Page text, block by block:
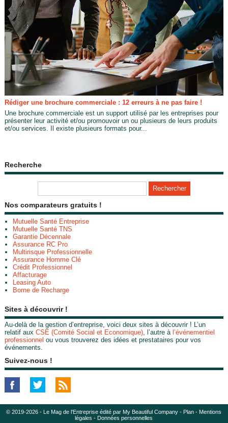
Rédiger une brochure commerciale : 12 erreurs à ne pas faire !
Une brochure commerciale est un support utilisé par les entreprises pour
présenter leur activité et/ou promouvoir un ou plusieurs de leurs produits
et/ou services. Il existe plusieurs formats pour...
Recherche
Nos comparateurs gratuits !
Mutuelle Santé Entreprise
Mutuelle Santé TNS
Garantie Décennale
Assurance RC Pro
Multirisque Professionnelle
Assurance Homme Clé
Crédit Professionnel
Affacturage
Leasing Auto
Borne de Recharge
Sites à découvrir !
Au-delà de la gestion d’entreprise, voici deux sites à découvrir ! L’un
relatif aux CSE (Comité Social et Economique), l’autre à l’événementiel
professionnel ou vous trouverez des idées et prestataires pour vos
événements.
Suivez-nous !
© 2019-2026 - Le Mag de l'Entreprise édité par My Beautiful Company - Plan - Mentions
légales - Données personnelles